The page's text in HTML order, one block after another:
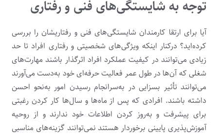
توجه به شایستگی‌های فنی و رفتاری
آیا برای ارتقا کارمندان شایستگی‌های فنی و رفتاریشان را بررسی
کرده‌اید؟ درکنار اینکه ویژگی‌های شخصیتی و رفتاری افراد تا حد
زیادی می‌توانند در کیفیت عملکرد افراد اثرگذار باشند مهارت‌های
شغلی که آن‌ها در طول عمر فعالیت حرفه‌ای خود به‌دست می‌آورند
می‌توانند تأثیر بسزایی در به‌سرانجام رسیدن امور به‌نحو احسن
داشته باشند. افرادی که پس از ماه‌ها و سال‌ها کار کردن رغبتی
برای پیشرفت و به‌روز کردن اطلاعات خود ندارند و از روحیه
آموزش‌پذیری پایینی برخوردار هستند نمی‌توانند گزینه‌های مناسبی